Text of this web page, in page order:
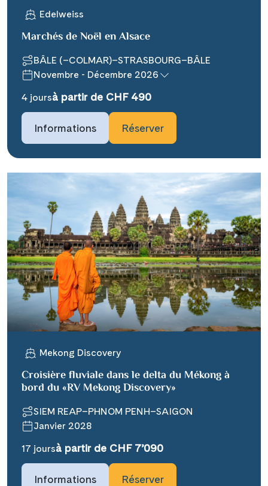
Teile diese Reise
### headline_default does not exist in
object type Ausflug ###
Facebook
Messenger
X
WhatsApp
per E-Mail senden
Link kopieren
### beschreibung_headline_default
does not exist in object type Ausflug
###
Edelweiss
Marchés de Noël en Alsace
BÂLE (–COLMAR)–STRASBOURG–BÂLE
Novembre - Décembre 2026
4 joursà partir de CHF 490
Informations Réserver
Mekong Discovery
Croisière fluviale dans le delta du Mékong à
bord du «RV Mekong Discovery»
SIEM REAP–PHNOM PENH–SAIGON
Janvier 2028
17 joursà partir de CHF 7’090
Informations Réserver